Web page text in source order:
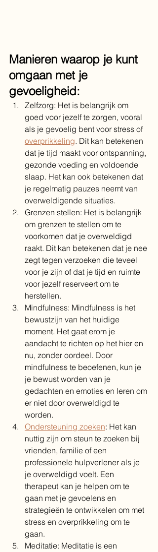
Manieren waarop je kunt
omgaan met je
gevoeligheid:
Zelfzorg: Het is belangrijk om
goed voor jezelf te zorgen, vooral
als je gevoelig bent voor stress of
overprikkeling. Dit kan betekenen
dat je tijd maakt voor ontspanning,
gezonde voeding en voldoende
slaap. Het kan ook betekenen dat
je regelmatig pauzes neemt van
overweldigende situaties.
Grenzen stellen: Het is belangrijk
om grenzen te stellen om te
voorkomen dat je overweldigd
raakt. Dit kan betekenen dat je nee
zegt tegen verzoeken die teveel
voor je zijn of dat je tijd en ruimte
voor jezelf reserveert om te
herstellen.
Mindfulness: Mindfulness is het
bewustzijn van het huidige
moment. Het gaat erom je
aandacht te richten op het hier en
nu, zonder oordeel. Door
mindfulness te beoefenen, kun je
je bewust worden van je
gedachten en emoties en leren om
er niet door overweldigd te
worden.
Ondersteuning zoeken: Het kan
nuttig zijn om steun te zoeken bij
vrienden, familie of een
professionele hulpverlener als je
je overweldigd voelt. Een
therapeut kan je helpen om te
gaan met je gevoelens en
strategieën te ontwikkelen om met
stress en overprikkeling om te
gaan.
Meditatie: Meditatie is een